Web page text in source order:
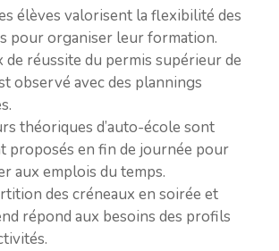
élèves valorisent la flexibilité des
pour organiser leur formation.
de réussite du permis supérieur de
observé avec des plannings
théoriques d’auto-école sont
proposés en fin de journée pour
aux emplois du temps.
des créneaux en soirée et
répond aux besoins des profils